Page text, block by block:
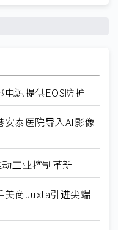
源提供EOS防护
泰医院导入AI影像
工业控制革新
美商Juxta引进尖端